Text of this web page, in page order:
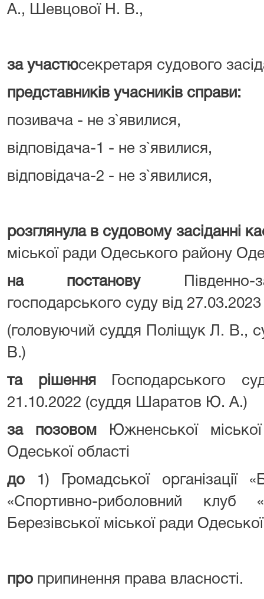
А., Шевцової Н. В.,
за участюсекретаря судового
представників учасників справи:
позивача - не з`явилися,
відповідача-1 - не з`явилися,
відповідача-2 - не з`явилися,
розглянула в судовому засіданні
міської ради Одеського району
на постанову
господарського суду від 27.03.2023
(головуючий суддя Поліщук Л. В.,
В.)
та рішення
Господарського
21.10.2022 (суддя Шаратов Ю. А.)
за позовом
Южненської
Одеської області
до 1) Громадської організації
«Спортивно-риболовний клуб
Березівської міської ради
про припинення права власності.